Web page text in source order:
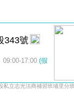
343號
09:00-17:00 (假
私立志光法商補習班埔里分